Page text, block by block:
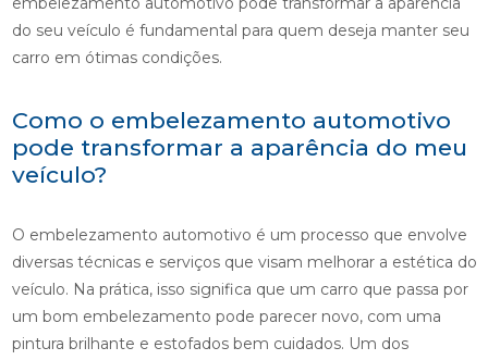
do seu veículo é fundamental para quem deseja manter seu
carro em ótimas condições.
Como o embelezamento automotivo
pode transformar a aparência do meu
veículo?
O embelezamento automotivo é um processo que envolve
diversas técnicas e serviços que visam melhorar a estética do
veículo. Na prática, isso significa que um carro que passa por
um bom embelezamento pode parecer novo, com uma
pintura brilhante e estofados bem cuidados. Um dos